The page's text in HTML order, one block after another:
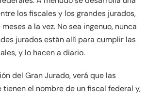
los fiscales y los grandes jurados,
a la vez. No sea ingenuo, nunca
jurados están allí para cumplir las
y lo hacen a diario.
del Gran Jurado, verá que las
el nombre de un fiscal federal y,